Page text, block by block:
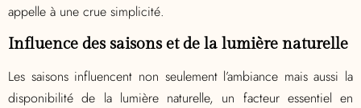
appelle à une crue simplicité.
Influence des saisons et de la lumière naturelle
Les saisons influencent non seulement l’ambiance mais aussi la
disponibilité de la lumière naturelle, un facteur essentiel en